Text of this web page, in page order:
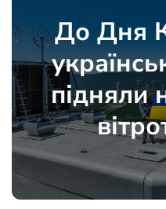
До Дня
підняли